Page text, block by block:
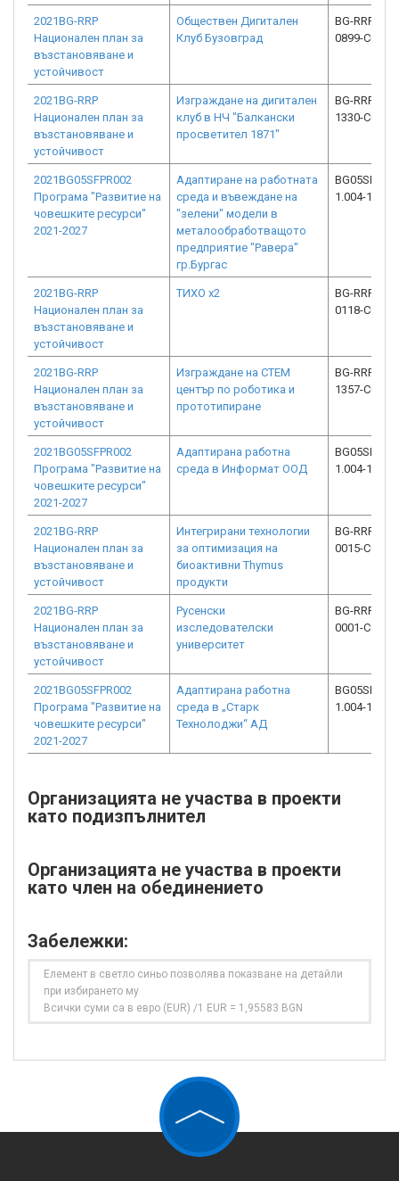
2021BG-RRP
Национален план за
възстановяване и
устойчивост
Обществен Дигитален
Клуб Бузовград
BG-RRP-
0899-C01
2021BG-RRP
Национален план за
възстановяване и
устойчивост
Изграждане на дигитален
клуб в НЧ "Балкански
просветител 1871"
BG-RRP-
1330-C01
2021BG05SFPR002
Програма "Развитие на
човешките ресурси"
2021-2027
Адаптиране на работната
среда и въвеждане на
"зелени" модели в
металообработващото
предприятие "Равера"
гр.Бургас
1.004-1210-
2021BG-RRP
Национален план за
възстановяване и
устойчивост
ТИХО х2
BG-RRP-
0118-C03
2021BG-RRP
Национален план за
възстановяване и
устойчивост
Изграждане на СТЕМ
център по роботика и
прототипиране
BG-RRP-
1357-C02
2021BG05SFPR002
Програма "Развитие на
човешките ресурси"
2021-2027
Адаптирана работна
среда в Информат ООД
1.004-1150-
2021BG-RRP
Национален план за
възстановяване и
устойчивост
Интегрирани технологии
за оптимизация на
биоактивни Thymus
продукти
BG-RRP-
0015-C01
2021BG-RRP
Национален план за
възстановяване и
устойчивост
Русенски
изследователски
университет
BG-RRP-
0001-C02
2021BG05SFPR002
Програма "Развитие на
човешките ресурси"
2021-2027
Адаптирана работна
среда в „Старк
Технолоджи“ АД
1.004-1832-
Организацията не участва в проекти
като подизпълнител
Организацията не участва в проекти
като член на обединението
Забележки:
Елемент в светло синьо позволява показване на детайли
при избирането му
Всички суми са в евро (EUR) /1 EUR = 1,95583 BGN